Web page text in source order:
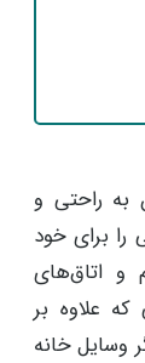
راحتی و
برای خود
و اتاق‌های
علاوه بر
وسایل خانه